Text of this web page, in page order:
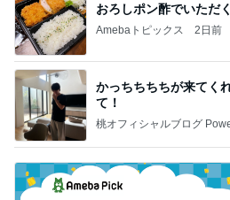
おろしポン酢でいただ
Amebaトピックス 2日前
かっちちちちが来てく
て！
桃オフィシャルブログ